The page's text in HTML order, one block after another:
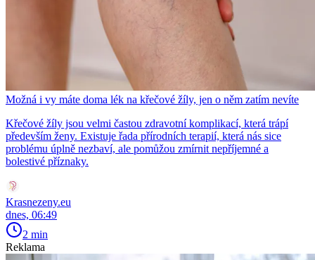
Možná i vy máte doma lék na křečové žíly, jen o něm zatím nevíte
Křečové žíly jsou velmi častou zdravotní komplikací, která trápí
především ženy. Existuje řada přírodních terapií, která nás sice
problému úplně nezbaví, ale pomůžou zmírnit nepříjemné a
bolestivé příznaky.
Krasnezeny.eu
dnes, 06:49
2 min
Reklama